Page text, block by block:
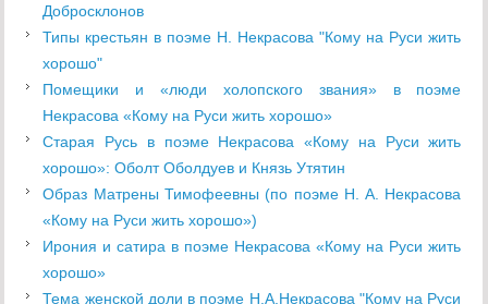
Добросклонов
Типы крестьян в поэме Н. Некрасова "Кому на Руси жить
хорошо"
Помещики и «люди холопского звания» в поэме
Некрасова «Кому на Руси жить хорошо»
Старая Русь в поэме Некрасова «Кому на Руси жить
хорошо»: Оболт Оболдуев и Князь Утятин
Образ Матрены Тимофеевны (по поэме Н. А. Некрасова
«Кому на Руси жить хорошо»)
Ирония и сатира в поэме Некрасова «Кому на Руси жить
хорошо»
Тема женской доли в поэме Н.А.Некрасова "Кому на Руси